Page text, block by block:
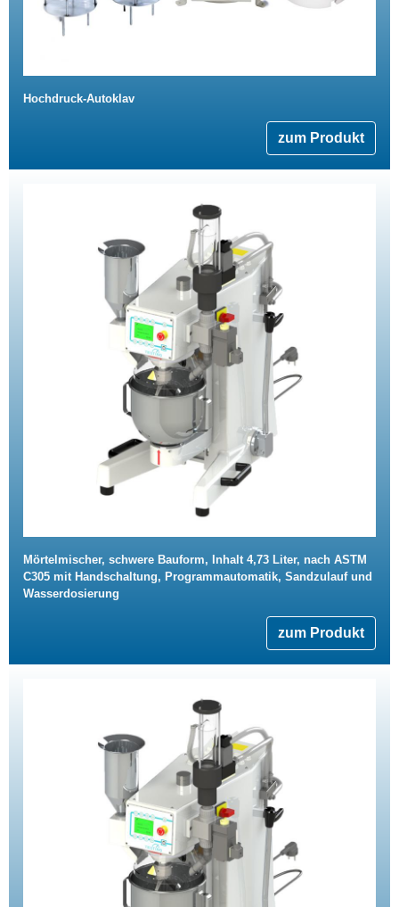
Hochdruck-Autoklav
zum Produkt
Mörtelmischer, schwere Bauform, Inhalt 4,73 Liter, nach ASTM
C305 mit Handschaltung, Programmautomatik, Sandzulauf und
Wasserdosierung
zum Produkt